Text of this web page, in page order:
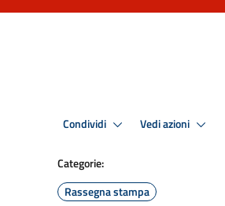
Condividi Vedi azioni
Categorie:
Rassegna stampa